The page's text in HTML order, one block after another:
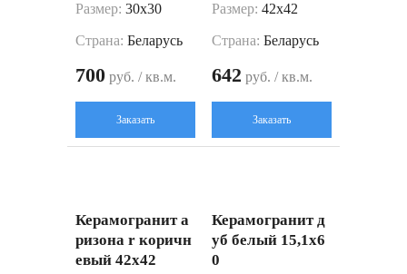
Размер: 30x30
Страна: Беларусь
700 руб. / кв.м.
Заказать
Размер: 42x42
Страна: Беларусь
642 руб. / кв.м.
Заказать
Керамогранит а
ризона r коричн
евый 42x42
Керамогранит д
уб белый 15,1x6
0